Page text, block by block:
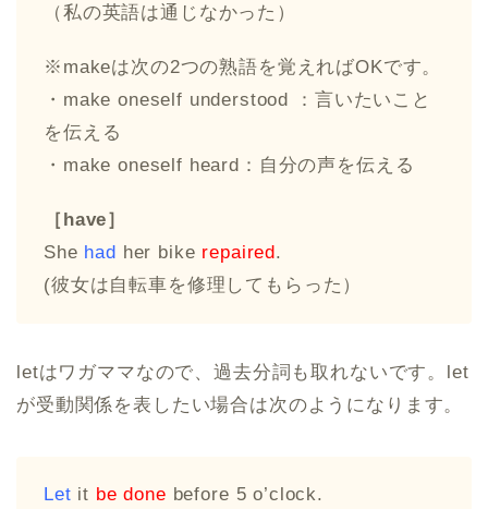
（私の英語は通じなかった）
※makeは次の2つの熟語を覚えればOKです。
・make oneself understood ：言いたいこと
を伝える
・make oneself heard：自分の声を伝える
［have］
She had her bike repaired.
(彼女は自転車を修理してもらった）
letはワガママなので、過去分詞も取れないです。let
が受動関係を表したい場合は次のようになります。
Let it be done before 5 o’clock.